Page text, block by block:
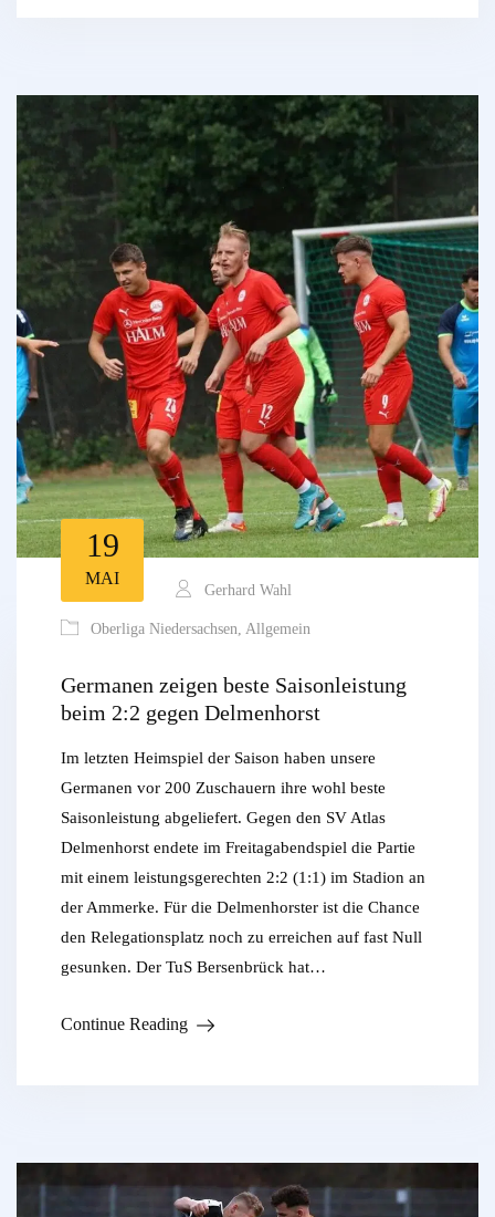
19
MAI
Gerhard Wahl
Oberliga Niedersachsen Allgemein
Germanen zeigen beste Saisonleistung
beim 2:2 gegen Delmenhorst
Im letzten Heimspiel der Saison haben unsere
Germanen vor 200 Zuschauern ihre wohl beste
Saisonleistung abgeliefert. Gegen den SV Atlas
Delmenhorst endete im Freitagabendspiel die Partie
mit einem leistungsgerechten 2:2 (1:1) im Stadion an
der Ammerke. Für die Delmenhorster ist die Chance
den Relegationsplatz noch zu erreichen auf fast Null
gesunken. Der TuS Bersenbrück hat…
Continue Reading